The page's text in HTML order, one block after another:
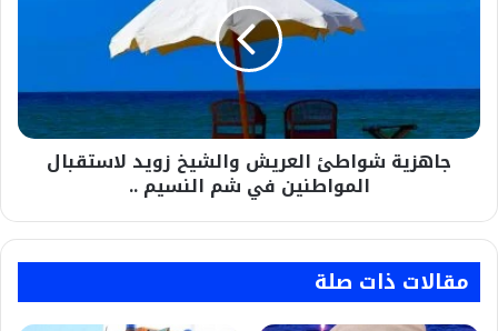
المواطنين
في
شم
النسيمجاهزية شواطئ العريش والشيخ زويد لاستقبال
المواطنين في شم النسيم ..
مقالات ذات صلة